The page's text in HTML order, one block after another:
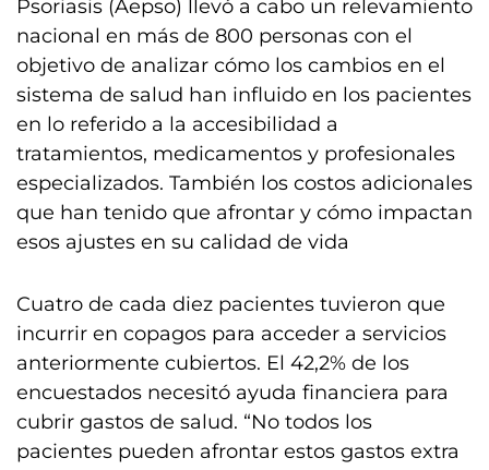
Psoriasis (Aepso) llevó a cabo un relevamiento
nacional en más de 800 personas con el
objetivo de analizar cómo los cambios en el
sistema de salud han influido en los pacientes
en lo referido a la accesibilidad a
tratamientos, medicamentos y profesionales
especializados. También los costos adicionales
que han tenido que afrontar y cómo impactan
esos ajustes en su calidad de vida
Cuatro de cada diez pacientes tuvieron que
incurrir en copagos para acceder a servicios
anteriormente cubiertos. El 42,2% de los
encuestados necesitó ayuda financiera para
cubrir gastos de salud. “No todos los
pacientes pueden afrontar estos gastos extra